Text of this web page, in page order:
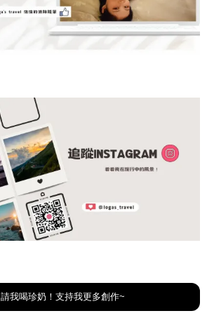
請我喝珍奶！支持我更多創作~